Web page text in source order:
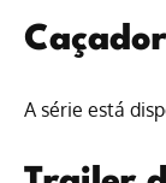
A série está